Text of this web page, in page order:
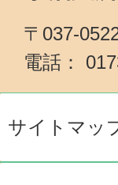
〒037-
電話：
サイトマッ